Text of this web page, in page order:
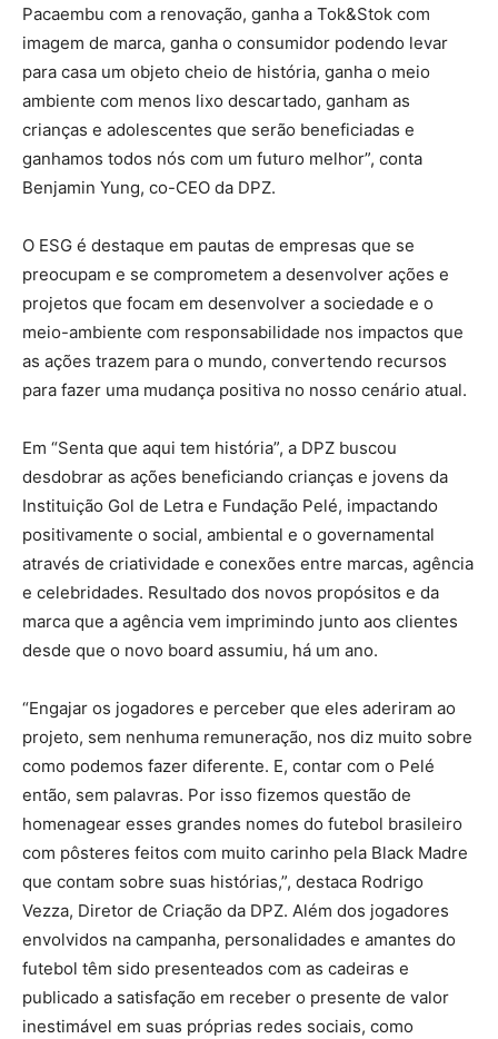
Pacaembu com a renovação, ganha a Tok&Stok com
imagem de marca, ganha o consumidor podendo levar
para casa um objeto cheio de história, ganha o meio
ambiente com menos lixo descartado, ganham as
crianças e adolescentes que serão beneficiadas e
ganhamos todos nós com um futuro melhor”, conta
Benjamin Yung, co-CEO da DPZ.
O ESG é destaque em pautas de empresas que se
preocupam e se comprometem a desenvolver ações e
projetos que focam em desenvolver a sociedade e o
meio-ambiente com responsabilidade nos impactos que
as ações trazem para o mundo, convertendo recursos
para fazer uma mudança positiva no nosso cenário atual.
Em “Senta que aqui tem história”, a DPZ buscou
desdobrar as ações beneficiando crianças e jovens da
Instituição Gol de Letra e Fundação Pelé, impactando
positivamente o social, ambiental e o governamental
através de criatividade e conexões entre marcas, agência
e celebridades. Resultado dos novos propósitos e da
marca que a agência vem imprimindo junto aos clientes
desde que o novo board assumiu, há um ano.
“Engajar os jogadores e perceber que eles aderiram ao
projeto, sem nenhuma remuneração, nos diz muito sobre
como podemos fazer diferente. E, contar com o Pelé
então, sem palavras. Por isso fizemos questão de
homenagear esses grandes nomes do futebol brasileiro
com pôsteres feitos com muito carinho pela Black Madre
que contam sobre suas histórias,”, destaca Rodrigo
Vezza, Diretor de Criação da DPZ. Além dos jogadores
envolvidos na campanha, personalidades e amantes do
futebol têm sido presenteados com as cadeiras e
publicado a satisfação em receber o presente de valor
inestimável em suas próprias redes sociais, como